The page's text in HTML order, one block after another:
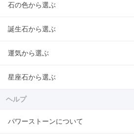
石の色から選ぶ
誕生石から選ぶ
運気から選ぶ
星座石から選ぶ
ヘルプ
パワーストーンについて